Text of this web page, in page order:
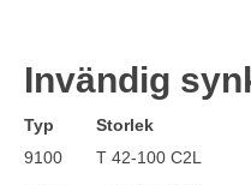
Invändig
Typ Storlek
9100
T 42-100 C2L